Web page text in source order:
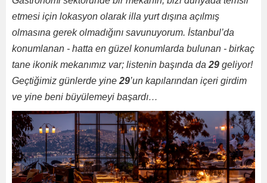
etmesi için lokasyon olarak illa yurt dışına açılmış
olmasına gerek olmadığını savunuyorum. İstanbul’da
konumlanan - hatta en güzel konumlarda bulunan - birkaç
tane ikonik mekanımız var; listenin başında da 29 geliyor!
Geçtiğimiz günlerde yine 29’un kapılarından içeri girdim
ve yine beni büyülemeyi başardı…